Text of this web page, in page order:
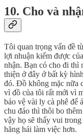
10. Cho và
Tôi quan trọng vấn đề
lợi nhuận kiếm được
nhận. Bạn có cho đi thì
thiện ở đây ở bất kỳ
đó. Đồ không mặc nữa
vì đồ của tôi rất mới vì
bảo vệ vài ly cà phê để
chu đáo thì thôi bo
vậy họ sẽ thấy vui
hăng hái làm việc hơn.